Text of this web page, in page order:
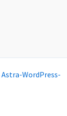
Astra-WordPress-